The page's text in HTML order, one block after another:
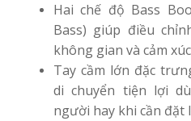
Hai chế độ Bass
Bass) giúp điều
không gian và cảm
Tay cầm lớn đặc
di chuyển tiện lợi
người hay khi cần đặt